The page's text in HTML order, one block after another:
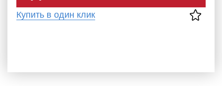
Купить в один клик